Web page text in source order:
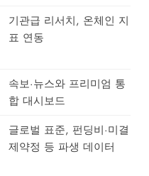
기관급 리서치, 온체인 지
표 연동
속보·뉴스와 프리미엄 통
합 대시보드
글로벌 표준, 펀딩비·미결
제약정 등 파생 데이터